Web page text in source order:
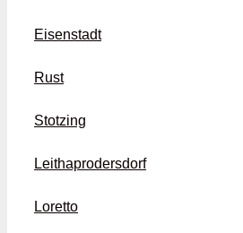
Eisenstadt
Rust
Stotzing
Leithaprodersdorf
Loretto